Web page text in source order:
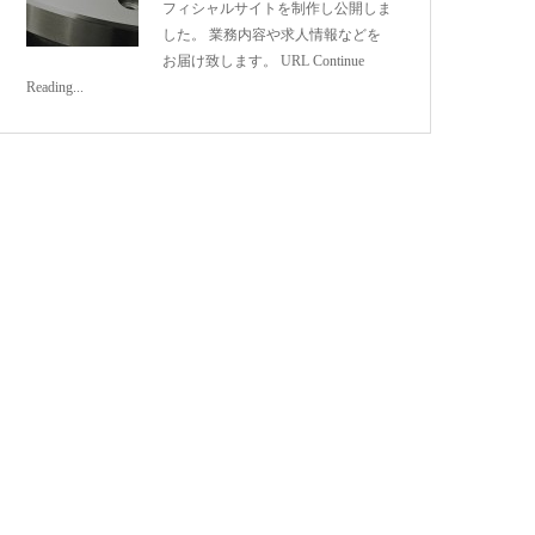
フィシャルサイトを制作し公開しま
した。 業務内容や求人情報などを
お届け致します。 URL Continue
Reading...